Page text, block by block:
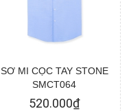
Chọn hàng
SƠ MI CỌC TAY STONE
SMCT064
520.000₫